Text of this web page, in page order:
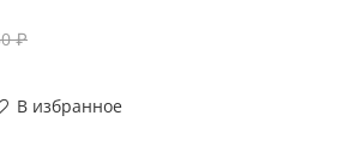
В избранное
₽